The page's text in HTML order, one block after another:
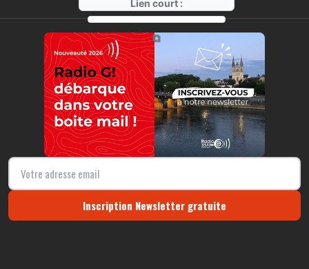
Lien court :
https://radio-g.fr?12258
⧉
Inscription Newsletter gratuite